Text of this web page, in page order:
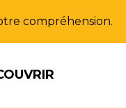
compréhension.